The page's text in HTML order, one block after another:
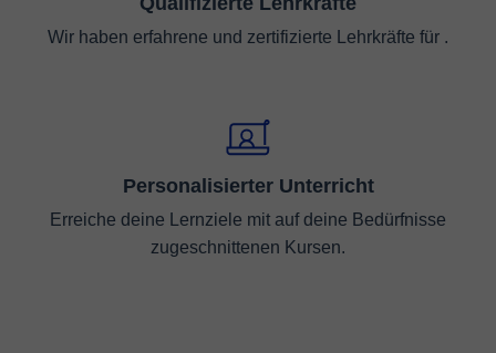
Wir haben erfahrene und zertifizierte Lehrkräfte für .
Personalisierter Unterricht
Erreiche deine Lernziele mit auf deine Bedürfnisse
zugeschnittenen Kursen.